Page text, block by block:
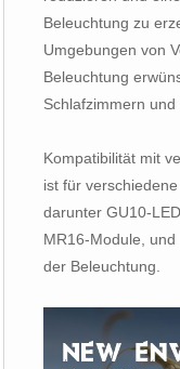
Beleuchtung zu
Umgebungen von
Beleuchtung
Schlafzimmern und
Kompatibilität mit
ist für
darunter GU10-
MR16-Module,
der Beleuchtung.